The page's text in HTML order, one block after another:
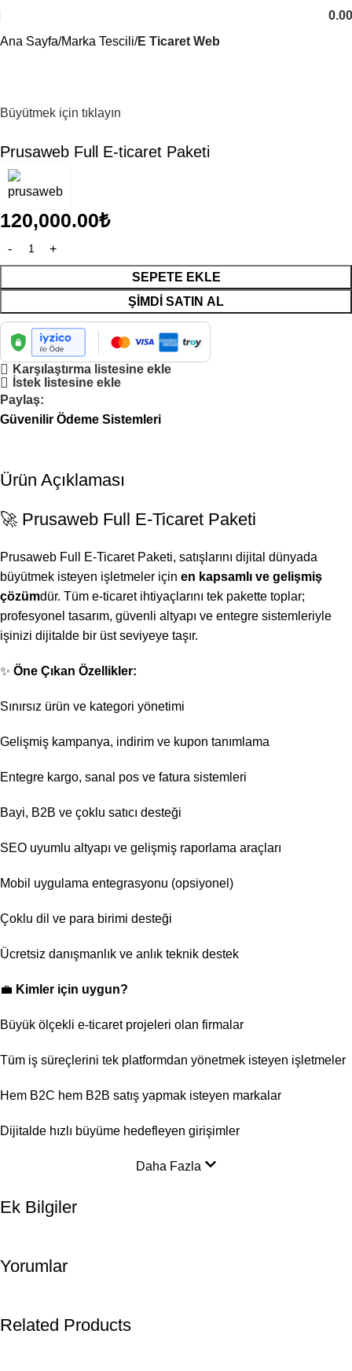
0.00
Ana Sayfa Marka Tescili E Ticaret Web
Büyütmek için tıklayın
Prusaweb Full E-ticaret Paketi
120,000.00₺
SEPETE EKLE
ŞIMDI SATIN AL
Karşılaştırma listesine ekle
İstek listesine ekle
Paylaş:
Güvenilir Ödeme Sistemleri
Ürün Açıklaması
🚀 Prusaweb Full E-Ticaret Paketi
Prusaweb Full E-Ticaret Paketi, satışlarını dijital dünyada
büyütmek isteyen işletmeler için en kapsamlı ve gelişmiş
çözümdür. Tüm e-ticaret ihtiyaçlarını tek pakette toplar;
profesyonel tasarım, güvenli altyapı ve entegre sistemleriyle
işinizi dijitalde bir üst seviyeye taşır.
✨ Öne Çıkan Özellikler:
Sınırsız ürün ve kategori yönetimi
Gelişmiş kampanya, indirim ve kupon tanımlama
Entegre kargo, sanal pos ve fatura sistemleri
Bayi, B2B ve çoklu satıcı desteği
SEO uyumlu altyapı ve gelişmiş raporlama araçları
Mobil uygulama entegrasyonu (opsiyonel)
Çoklu dil ve para birimi desteği
Ücretsiz danışmanlık ve anlık teknik destek
💼 Kimler için uygun?
Büyük ölçekli e-ticaret projeleri olan firmalar
Tüm iş süreçlerini tek platformdan yönetmek isteyen işletmeler
Hem B2C hem B2B satış yapmak isteyen markalar
Dijitalde hızlı büyüme hedefleyen girişimler
Daha Fazla
Ek Bilgiler
Yorumlar
Related Products